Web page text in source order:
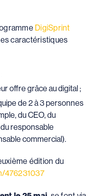
DigiSprint
caractéristiques
offre grâce au digital ;
de 2 à 3 personnes
du CEO, du
responsable
commercial).
édition du
476231037